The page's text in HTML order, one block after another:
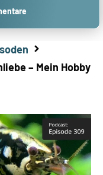
– Mein Hobby